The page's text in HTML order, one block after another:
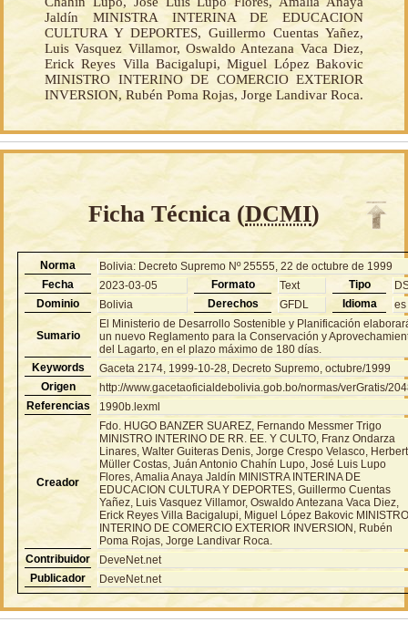
Jaldín MINISTRA INTERINA DE EDUCACION
CULTURA Y DEPORTES, Guillermo Cuentas Yañez,
Luis Vasquez Villamor, Oswaldo Antezana Vaca Diez,
Erick Reyes Villa Bacigalupi, Miguel López Bakovic
MINISTRO INTERINO DE COMERCIO EXTERIOR
INVERSION, Rubén Poma Rojas, Jorge Landivar Roca.
Ficha Técnica (DCMI)
Norma
Bolivia: Decreto Supremo Nº 25555, 22 de octubre de 1999
Fecha
2023-03-05 Formato Text Tipo
Dominio
Bolivia Derechos GFDL Idioma es
Sumario
El Ministerio de Desarrollo Sostenible y Planificación
un nuevo Reglamento para la Conservación y
del Lagarto, en el plazo máximo de 180 días.
Keywords
Gaceta 2174, 1999-10-28, Decreto Supremo, octubre/1999
Origen
http://www.gacetaoficialdebolivia.gob.bo/normas/verGratis/
Referencias
1990b.lexml
Creador
Fdo. HUGO BANZER SUAREZ, Fernando Messmer Trigo
MINISTRO INTERINO DE RR. EE. Y CULTO, Franz Ondarza
Linares, Walter Guiteras Denis, Jorge Crespo Velasco, Herbert
Müller Costas, Juán Antonio Chahín Lupo, José Luis Lupo
Flores, Amalia Anaya Jaldín MINISTRA INTERINA DE
EDUCACION CULTURA Y DEPORTES, Guillermo Cuentas
Yañez, Luis Vasquez Villamor, Oswaldo Antezana Vaca Diez,
Erick Reyes Villa Bacigalupi, Miguel López Bakovic
INTERINO DE COMERCIO EXTERIOR INVERSION, Rubén
Poma Rojas, Jorge Landivar Roca.
Contribuidor
DeveNet.net
Publicador
DeveNet.net